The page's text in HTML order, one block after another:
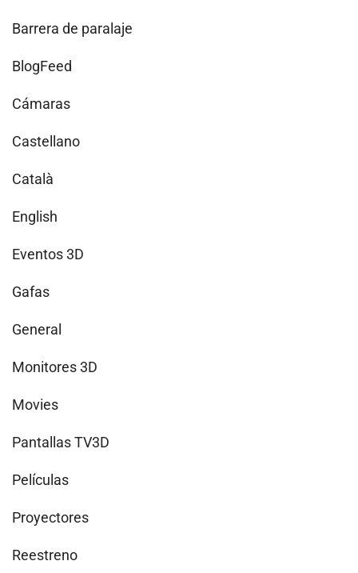
Barrera de paralaje
BlogFeed
Cámaras
Castellano
Català
English
Eventos 3D
Gafas
General
Monitores 3D
Movies
Pantallas TV3D
Películas
Proyectores
Reestreno